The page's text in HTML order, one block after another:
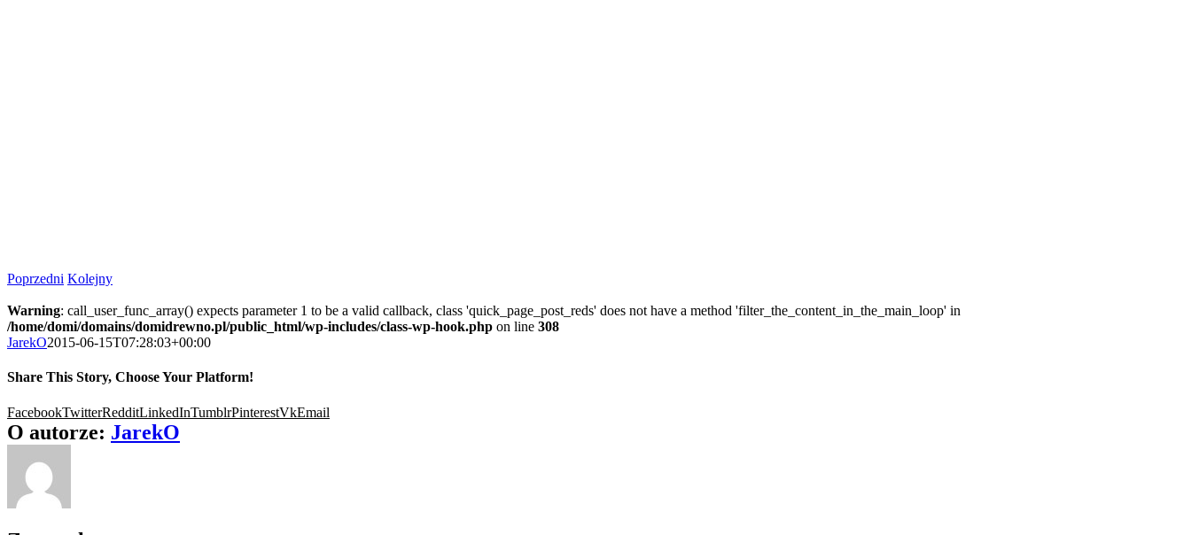
Poprzedni Kolejny
Warning: call_user_func_array() expects parameter 1 to be a valid callback, class 'quick_page_post_reds' does not have a method 'filter_the_content_in_the_main_loop' in
/home/domi/domains/domidrewno.pl/public_html/wp-includes/class-wp-hook.php on line 308
JarekO2015-06-15T07:28:03+00:00
Share This Story, Choose Your Platform!
FacebookTwitterRedditLinkedInTumblrPinterestVkEmail
O autorze: JarekO